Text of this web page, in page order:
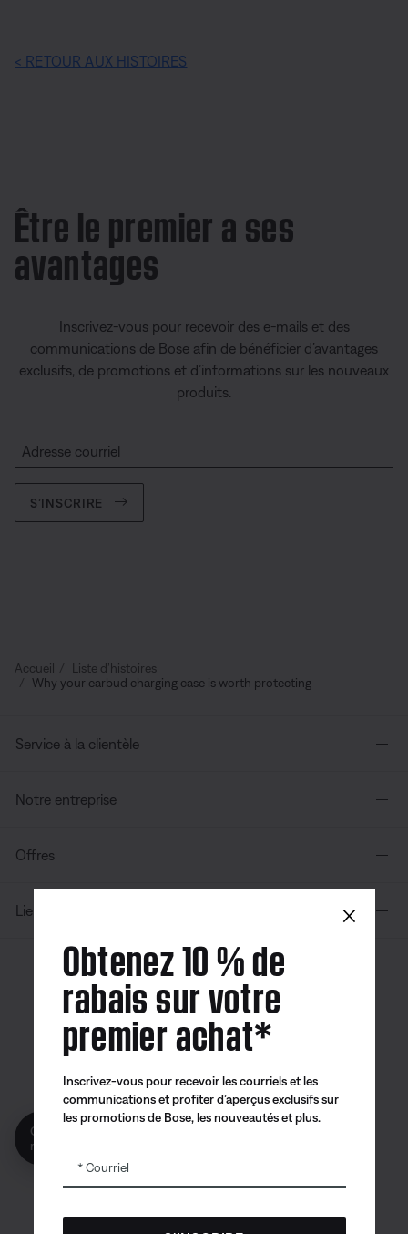
< RETOUR AUX HISTOIRES
Être le premier a ses
avantages
Inscrivez-vous pour recevoir des e-mails et des
communications de Bose afin de bénéficier d’avantages
exclusifs, de promotions et d’informations sur les nouveaux
produits.
Adresse courriel
S’INSCRIRE
Accueil
Liste d’histoires
Why your earbud charging case is worth protecting
Service à la clientèle
Notre entreprise
Offres
Liens supplémentaires
| Français
Application
Bose
Bose Connect
Bose QCE
×
Obtenez 10 % de
rabais sur votre
premier achat*
Inscrivez-vous pour recevoir les courriels et les
communications et profiter d’aperçus exclusifs sur
les promotions de Bose, les nouveautés et plus.
Courriel
Obtenez 10% de
reduction!